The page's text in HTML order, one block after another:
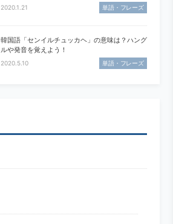
2020.1.21 単語・フレーズ
韓国語「センイルチュッカヘ」の意味は？ハング
ルや発音を覚えよう！
2020.5.10 単語・フレーズ